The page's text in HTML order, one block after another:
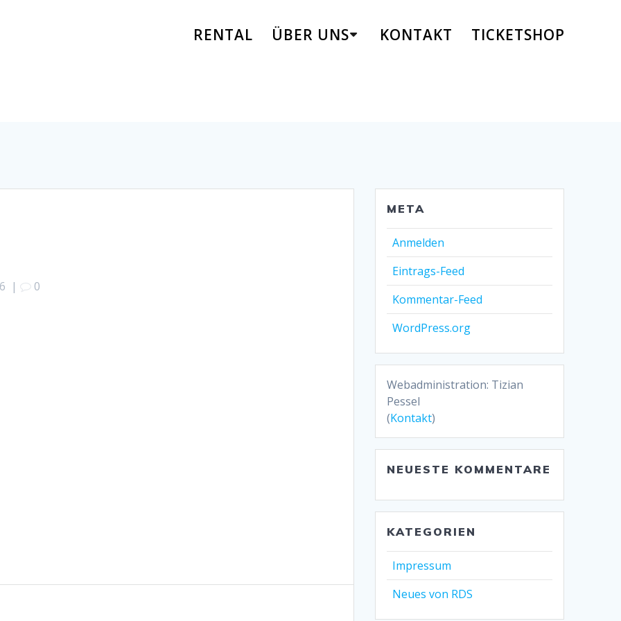
RENTAL ÜBER UNS KONTAKT TICKETSHOP
| 0
META
Anmelden
Eintrags-Feed
Kommentar-Feed
WordPress.org
Webadministration: Tizian
Pessel
(Kontakt)
NEUESTE KOMMENTARE
KATEGORIEN
Impressum
Neues von RDS